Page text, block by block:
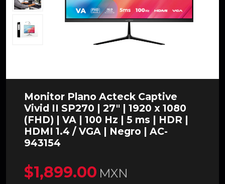
Monitor Plano Acteck Captive
Vivid II SP270 | 27" | 1920 x 1080
(FHD) | VA | 100 Hz | 5 ms | HDR |
HDMI 1.4 / VGA | Negro | AC-
943154
$1,899.00 MXN